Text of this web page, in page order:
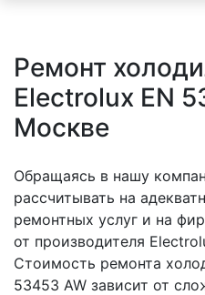
Ремонт
Electrolux EN
Москве
Обращаясь в нашу
рассчитывать на
ремонтных услуг и на
от производителя
Стоимость ремонта
53453 AW зависит от